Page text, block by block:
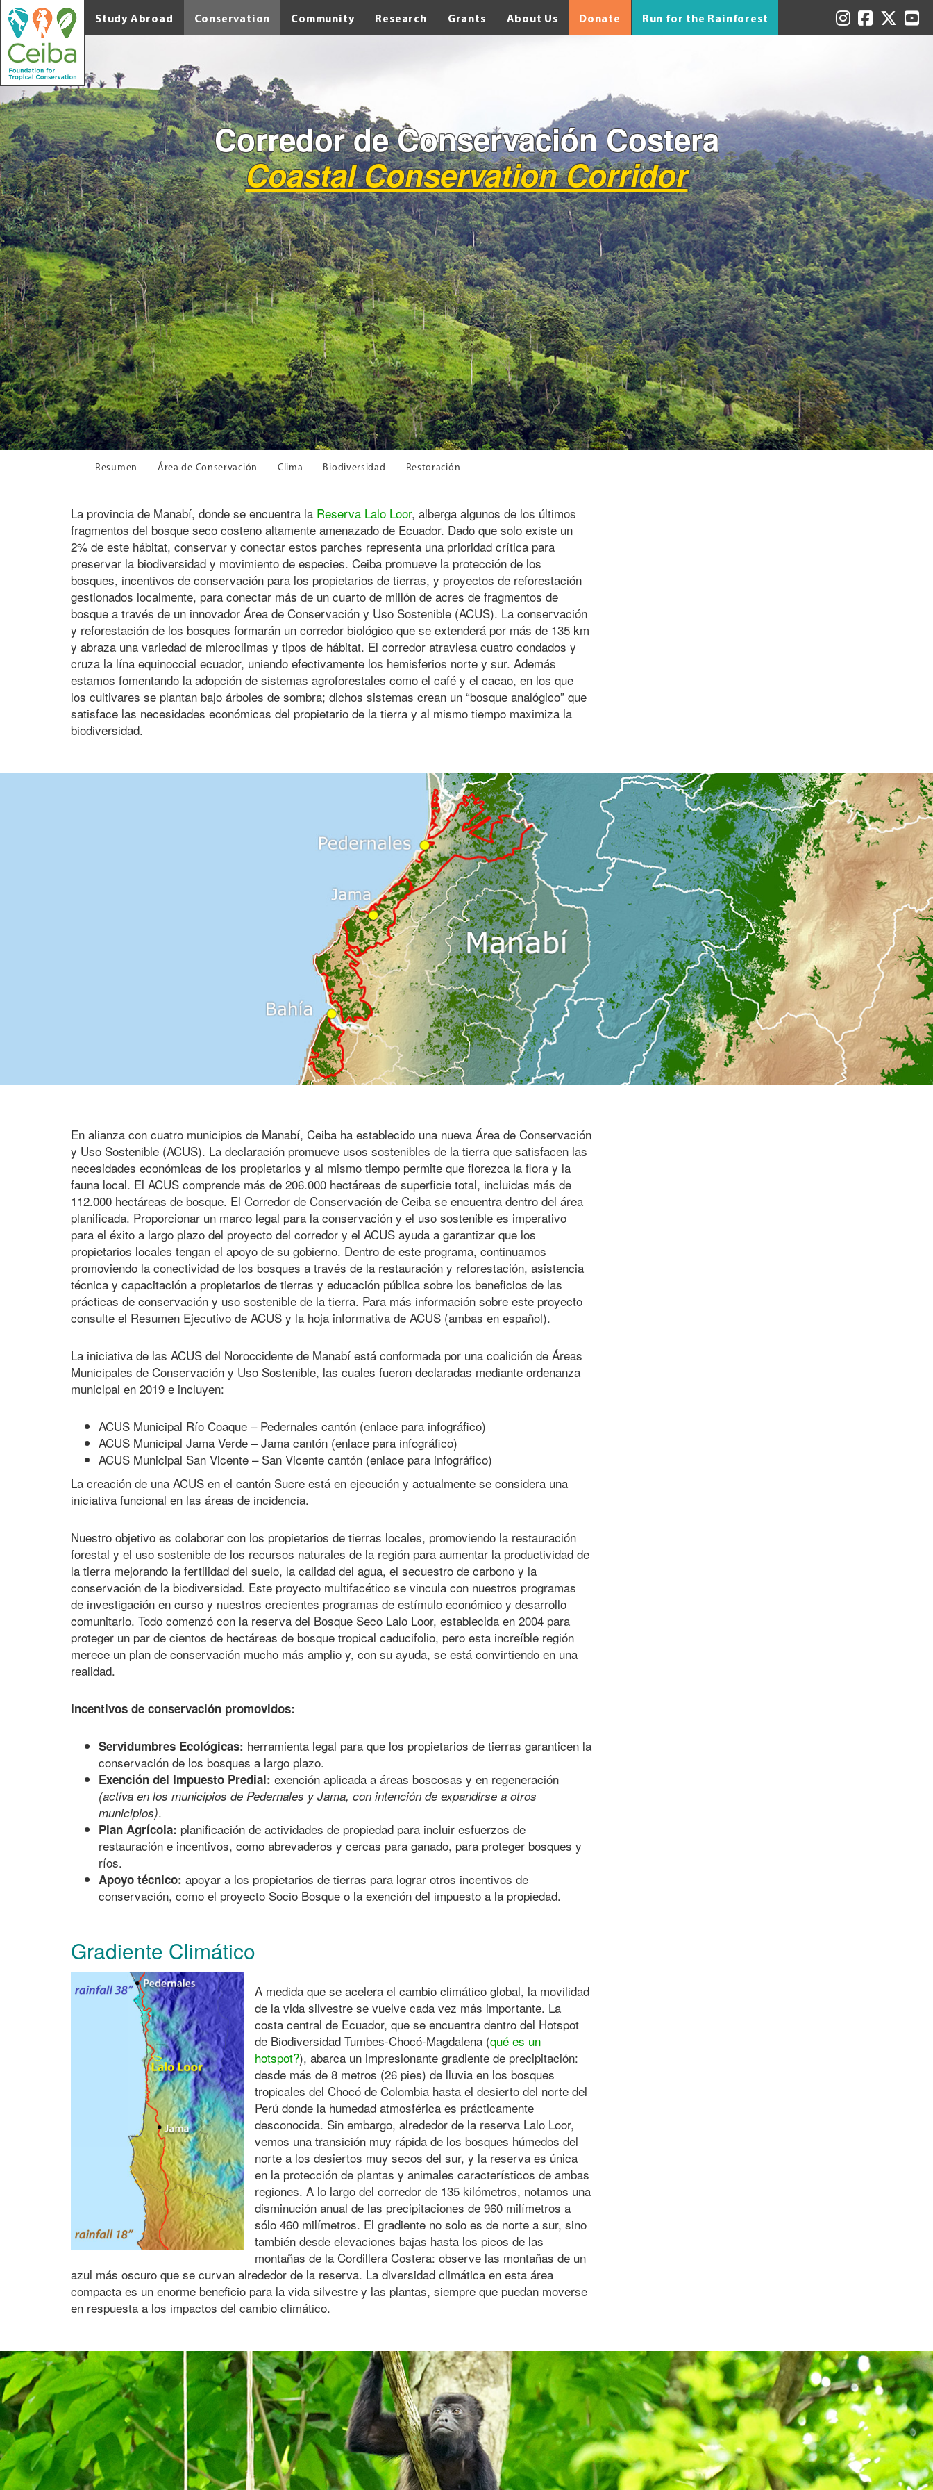
Study Abroad Conservation Community Research Grants About Us Donate Run for the Rainforest
Corredor de Conservación Costera
Coastal Conservation Corridor
Resumen Área de Conservación Clima Biodiversidad Restoración
La provincia de Manabí, donde se encuentra la Reserva Lalo Loor, alberga algunos de los últimos
fragmentos del bosque seco costeno altamente amenazado de Ecuador. Dado que solo existe un
2% de este hábitat, conservar y conectar estos parches representa una prioridad crítica para
preservar la biodiversidad y movimiento de especies. Ceiba promueve la protección de los
bosques, incentivos de conservación para los propietarios de tierras, y proyectos de reforestación
gestionados localmente, para conectar más de un cuarto de millón de acres de fragmentos de
bosque a través de un innovador Área de Conservación y Uso Sostenible (ACUS). La conservación
y reforestación de los bosques formarán un corredor biológico que se extenderá por más de 135 km
y abraza una variedad de microclimas y tipos de hábitat. El corredor atraviesa cuatro condados y
cruza la lína equinoccial ecuador, uniendo efectivamente los hemisferios norte y sur. Además
estamos fomentando la adopción de sistemas agroforestales como el café y el cacao, en los que
los cultivares se plantan bajo árboles de sombra; dichos sistemas crean un “bosque analógico” que
satisface las necesidades económicas del propietario de la tierra y al mismo tiempo maximiza la
biodiversidad.
En alianza con cuatro municipios de Manabí, Ceiba ha establecido una nueva Área de Conservación
y Uso Sostenible (ACUS). La declaración promueve usos sostenibles de la tierra que satisfacen las
necesidades económicas de los propietarios y al mismo tiempo permite que florezca la flora y la
fauna local. El ACUS comprende más de 206.000 hectáreas de superficie total, incluidas más de
112.000 hectáreas de bosque. El Corredor de Conservación de Ceiba se encuentra dentro del área
planificada. Proporcionar un marco legal para la conservación y el uso sostenible es imperativo
para el éxito a largo plazo del proyecto del corredor y el ACUS ayuda a garantizar que los
propietarios locales tengan el apoyo de su gobierno. Dentro de este programa, continuamos
promoviendo la conectividad de los bosques a través de la restauración y reforestación, asistencia
técnica y capacitación a propietarios de tierras y educación pública sobre los beneficios de las
prácticas de conservación y uso sostenible de la tierra. Para más información sobre este proyecto
consulte el Resumen Ejecutivo de ACUS y la hoja informativa de ACUS (ambas en español).
La iniciativa de las ACUS del Noroccidente de Manabí está conformada por una coalición de Áreas
Municipales de Conservación y Uso Sostenible, las cuales fueron declaradas mediante ordenanza
municipal en 2019 e incluyen:
ACUS Municipal Río Coaque – Pedernales cantón (enlace para infográfico)
ACUS Municipal Jama Verde – Jama cantón (enlace para infográfico)
ACUS Municipal San Vicente – San Vicente cantón (enlace para infográfico)
La creación de una ACUS en el cantón Sucre está en ejecución y actualmente se considera una
iniciativa funcional en las áreas de incidencia.
Nuestro objetivo es colaborar con los propietarios de tierras locales, promoviendo la restauración
forestal y el uso sostenible de los recursos naturales de la región para aumentar la productividad de
la tierra mejorando la fertilidad del suelo, la calidad del agua, el secuestro de carbono y la
conservación de la biodiversidad. Este proyecto multifacético se vincula con nuestros programas
de investigación en curso y nuestros crecientes programas de estímulo económico y desarrollo
comunitario. Todo comenzó con la reserva del Bosque Seco Lalo Loor, establecida en 2004 para
proteger un par de cientos de hectáreas de bosque tropical caducifolio, pero esta increíble región
merece un plan de conservación mucho más amplio y, con su ayuda, se está convirtiendo en una
realidad.
Incentivos de conservación promovidos:
Servidumbres Ecológicas: herramienta legal para que los propietarios de tierras garanticen la
conservación de los bosques a largo plazo.
Exención del Impuesto Predial: exención aplicada a áreas boscosas y en regeneración
(activa en los municipios de Pedernales y Jama, con intención de expandirse a otros
municipios).
Plan Agrícola: planificación de actividades de propiedad para incluir esfuerzos de
restauración e incentivos, como abrevaderos y cercas para ganado, para proteger bosques y
ríos.
Apoyo técnico: apoyar a los propietarios de tierras para lograr otros incentivos de
conservación, como el proyecto Socio Bosque o la exención del impuesto a la propiedad.
Gradiente Climático
A medida que se acelera el cambio climático global, la movilidad
de la vida silvestre se vuelve cada vez más importante. La
costa central de Ecuador, que se encuentra dentro del Hotspot
de Biodiversidad Tumbes-Chocó-Magdalena (qué es un
hotspot?), abarca un impresionante gradiente de precipitación:
desde más de 8 metros (26 pies) de lluvia en los bosques
tropicales del Chocó de Colombia hasta el desierto del norte del
Perú donde la humedad atmosférica es prácticamente
desconocida. Sin embargo, alrededor de la reserva Lalo Loor,
vemos una transición muy rápida de los bosques húmedos del
norte a los desiertos muy secos del sur, y la reserva es única
en la protección de plantas y animales característicos de ambas
regiones. A lo largo del corredor de 135 kilómetros, notamos una
disminución anual de las precipitaciones de 960 milímetros a
sólo 460 milímetros. El gradiente no solo es de norte a sur, sino
también desde elevaciones bajas hasta los picos de las
montañas de la Cordillera Costera: observe las montañas de un
azul más oscuro que se curvan alrededor de la reserva. La diversidad climática en esta área
compacta es un enorme beneficio para la vida silvestre y las plantas, siempre que puedan moverse
en respuesta a los impactos del cambio climático.